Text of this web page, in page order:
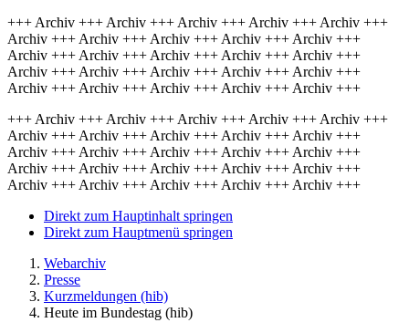
+++ Archiv +++ Archiv +++ Archiv +++ Archiv +++ Archiv +++
Archiv +++ Archiv +++ Archiv +++ Archiv +++ Archiv +++
Archiv +++ Archiv +++ Archiv +++ Archiv +++ Archiv +++
Archiv +++ Archiv +++ Archiv +++ Archiv +++ Archiv +++
Archiv +++ Archiv +++ Archiv +++ Archiv +++ Archiv +++
+++ Archiv +++ Archiv +++ Archiv +++ Archiv +++ Archiv +++
Archiv +++ Archiv +++ Archiv +++ Archiv +++ Archiv +++
Archiv +++ Archiv +++ Archiv +++ Archiv +++ Archiv +++
Archiv +++ Archiv +++ Archiv +++ Archiv +++ Archiv +++
Archiv +++ Archiv +++ Archiv +++ Archiv +++ Archiv +++
Direkt zum Hauptinhalt springen
Direkt zum Hauptmenü springen
Webarchiv
Presse
Kurzmeldungen (hib)
Heute im Bundestag (hib)